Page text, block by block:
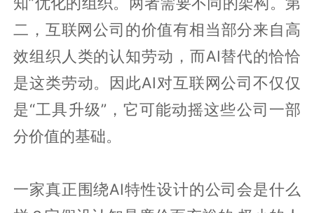
二，互联网公司的价值有相当部分来自高
效组织人类的认知劳动，而AI替代的恰恰
是这类劳动。因此AI对互联网公司不仅仅
是“工具升级”，它可能动摇这些公司一部
分价值的基础。
一家真正围绕AI特性设计的公司会是什么